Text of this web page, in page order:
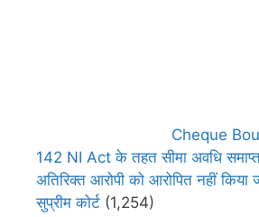
Cheque
142 NI Act के तहत सीमा अवधि
अतिरिक्त आरोपी को आरोपित नहीं
सुप्रीम कोर्ट (1,254)